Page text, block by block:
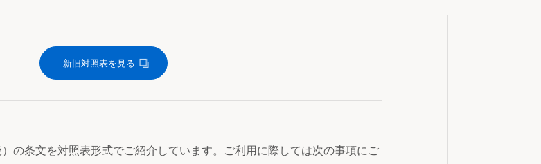
新旧対照表を見る
の条文を対照表形式でご紹介しています。ご利用に際しては次の事項にご